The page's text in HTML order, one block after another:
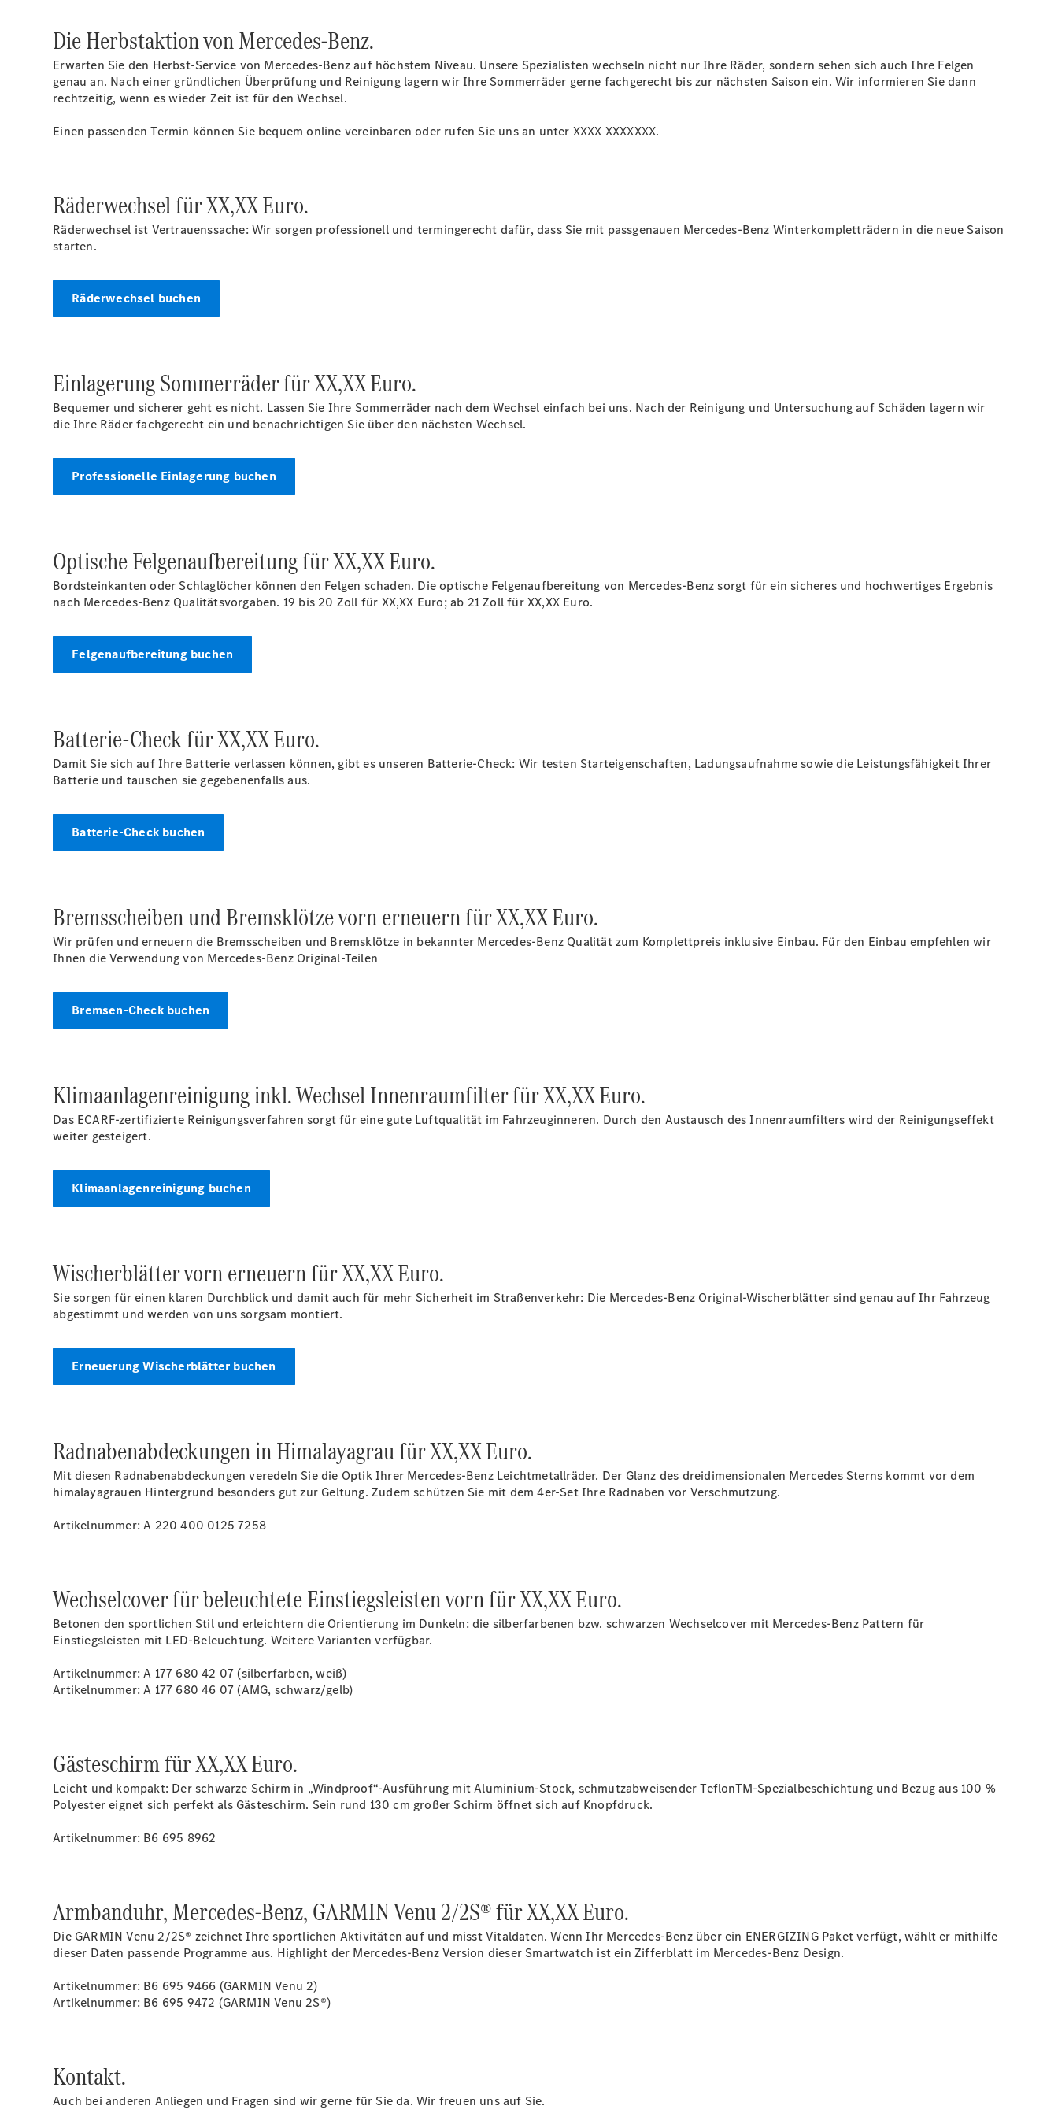
Die Herbstaktion von Mercedes-Benz.
Erwarten Sie den Herbst-Service von Mercedes-Benz auf höchstem Niveau. Unsere Spezialisten wechseln nicht nur Ihre Räder, sondern sehen sich auch Ihre Felgen
genau an. Nach einer gründlichen Überprüfung und Reinigung lagern wir Ihre Sommerräder gerne fachgerecht bis zur nächsten Saison ein. Wir informieren Sie dann
rechtzeitig, wenn es wieder Zeit ist für den Wechsel.
Einen passenden Termin können Sie bequem online vereinbaren oder rufen Sie uns an unter XXXX XXXXXXX.
Räderwechsel für XX,XX Euro.
Räderwechsel ist Vertrauenssache: Wir sorgen professionell und termingerecht dafür, dass Sie mit passgenauen Mercedes-Benz Winterkompletträdern in die neue Saison
starten.
Räderwechsel buchen
Einlagerung Sommerräder für XX,XX Euro.
Bequemer und sicherer geht es nicht. Lassen Sie Ihre Sommerräder nach dem Wechsel einfach bei uns. Nach der Reinigung und Untersuchung auf Schäden lagern wir
die Ihre Räder fachgerecht ein und benachrichtigen Sie über den nächsten Wechsel.
Professionelle Einlagerung buchen
Optische Felgenaufbereitung für XX,XXEuro.
Bordsteinkanten oder Schlaglöcher können den Felgen schaden. Die optische Felgenaufbereitung von Mercedes-Benz sorgt für ein sicheres und hochwertiges Ergebnis
nach Mercedes-Benz Qualitätsvorgaben. 19 bis 20 Zoll für XX,XX Euro; ab 21 Zoll für XX,XX Euro.
Felgenaufbereitung buchen
Batterie-Check für XX,XXEuro.
Damit Sie sich auf Ihre Batterie verlassen können, gibt es unseren Batterie-Check: Wir testen Starteigenschaften, Ladungsaufnahme sowie die Leistungsfähigkeit Ihrer
Batterie und tauschen sie gegebenenfalls aus.
Batterie-Check buchen
Bremsscheiben und Bremsklötze vorn erneuern für XX,XX Euro.
Wir prüfen und erneuern die Bremsscheiben und Bremsklötze in bekannter Mercedes-Benz Qualität zum Komplettpreis inklusive Einbau. Für den Einbau empfehlen wir
Ihnen die Verwendung von Mercedes-Benz Original-Teilen
Bremsen-Check buchen
Klimaanlagenreinigung inkl. Wechsel Innenraumfilter für XX,XX Euro.
Das ECARF-zertifizierte Reinigungsverfahren sorgt für eine gute Luftqualität im Fahrzeuginneren. Durch den Austausch des Innenraumfilters wird der Reinigungseffekt
weiter gesteigert.
Klimaanlagenreinigung buchen
Wischerblätter vorn erneuern für XX,XX Euro.
Sie sorgen für einen klaren Durchblick und damit auch für mehr Sicherheit im Straßenverkehr: Die Mercedes-Benz Original-Wischerblätter sind genau auf Ihr Fahrzeug
abgestimmt und werden von uns sorgsam montiert.
Erneuerung Wischerblätter buchen
Radnabenabdeckungen in Himalayagrau für XX,XX Euro.
Mit diesen Radnabenabdeckungen veredeln Sie die Optik Ihrer Mercedes-Benz Leichtmetallräder. Der Glanz des dreidimensionalen Mercedes Sterns kommt vor dem
himalayagrauen Hintergrund besonders gut zur Geltung. Zudem schützen Sie mit dem 4er-Set Ihre Radnaben vor Verschmutzung.
Artikelnummer: A 220 400 0125 7258
Wechselcover für beleuchtete Einstiegsleisten vorn für XX,XX Euro.
Betonen den sportlichen Stil und erleichtern die Orientierung im Dunkeln: die silberfarbenen bzw. schwarzen Wechselcover mit Mercedes-Benz Pattern für
Einstiegsleisten mit LED-Beleuchtung. Weitere Varianten verfügbar.
Artikelnummer: A 177 680 42 07 (silberfarben, weiß)
Artikelnummer: A 177 680 46 07 (AMG, schwarz/gelb)
Gästeschirm für XX,XX Euro.
Leicht und kompakt: Der schwarze Schirm in „Windproof“-Ausführung mit Aluminium-Stock, schmutzabweisender TeflonTM-Spezialbeschichtung und Bezug aus 100 %
Polyester eignet sich perfekt als Gästeschirm. Sein rund 130 cm großer Schirm öffnet sich auf Knopfdruck.
Artikelnummer: B6 695 8962
Armbanduhr, Mercedes-Benz, GARMIN Venu 2/2S® für XX,XX Euro.
Die GARMIN Venu 2/2S® zeichnet Ihre sportlichen Aktivitäten auf und misst Vitaldaten. Wenn Ihr Mercedes-Benz über ein ENERGIZING Paket verfügt, wählt er mithilfe
dieser Daten passende Programme aus. Highlight der Mercedes-Benz Version dieser Smartwatch ist ein Zifferblatt im Mercedes-Benz Design.
Artikelnummer: B6 695 9466 (GARMIN Venu 2)
Artikelnummer: B6 695 9472 (GARMIN Venu 2S®)
Kontakt.
Auch bei anderen Anliegen und Fragen sind wir gerne für Sie da. Wir freuen uns auf Sie.